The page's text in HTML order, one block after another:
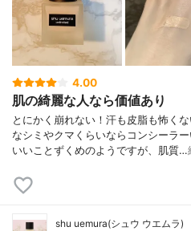
4.00
肌の綺麗な人なら価値あり
とにかく崩れない！汗も皮脂も怖く
なシミやクマくらいならコンシーラ
いいことずくめのようですが、肌質…
shu uemura(シュウ ウエムラ)